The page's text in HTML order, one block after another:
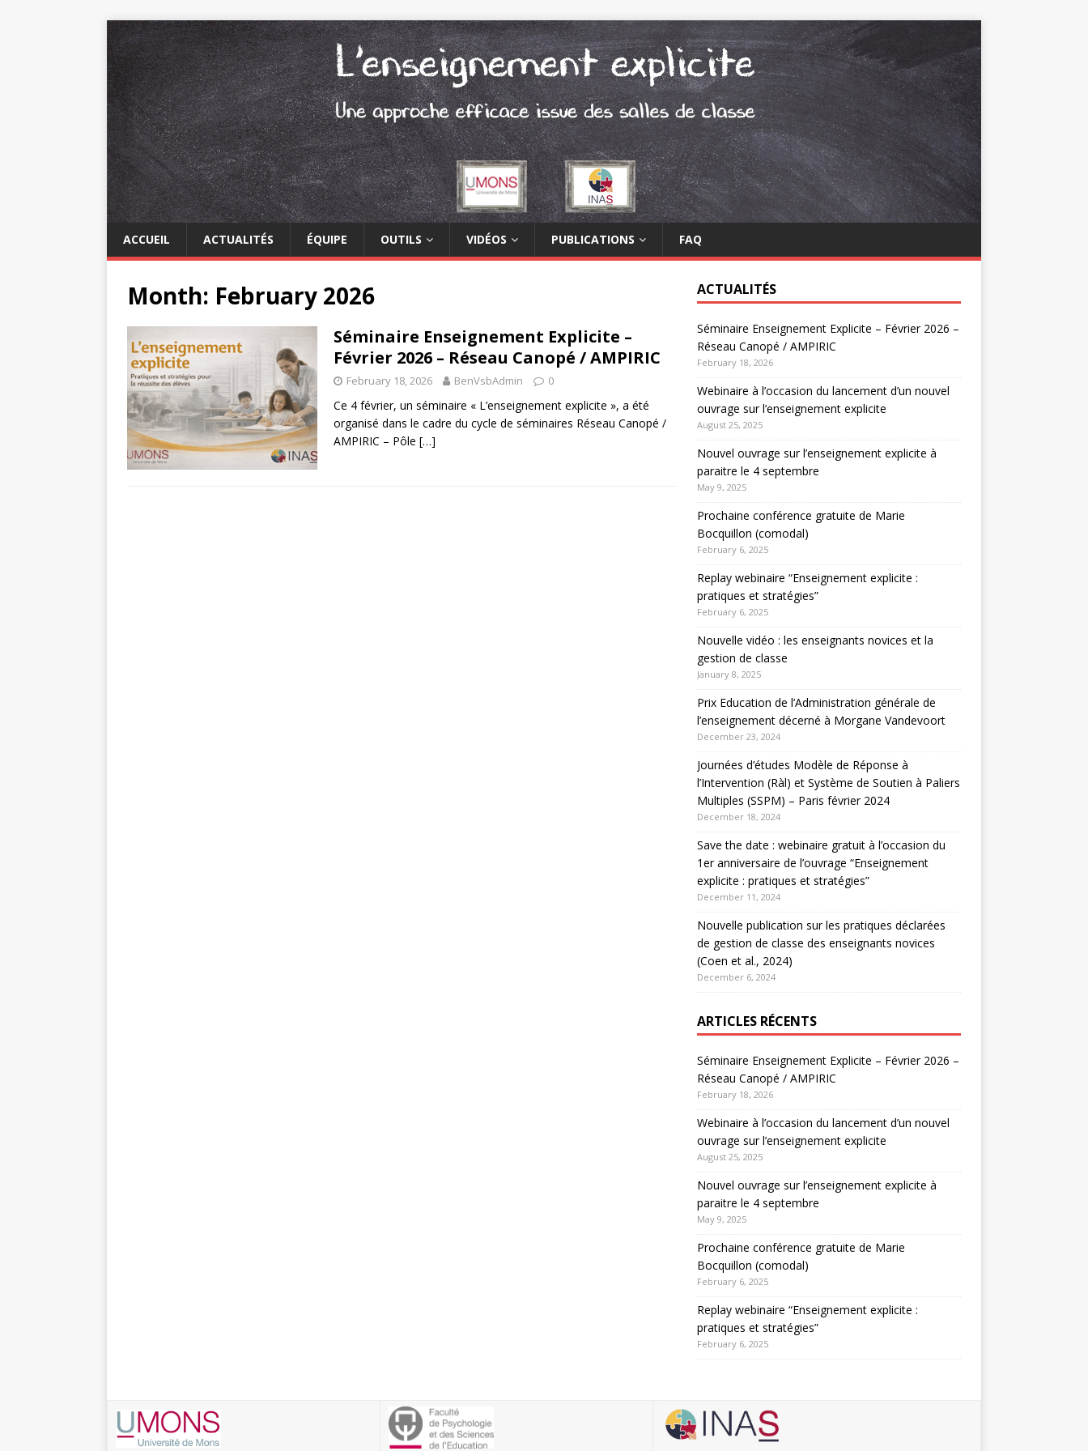
ACCUEIL ACTUALITÉS ÉQUIPE OUTILS VIDÉOS PUBLICATIONS FAQ
Month: February 2026
Séminaire Enseignement Explicite –
Février 2026 – Réseau Canopé / AMPIRIC
February 18, 2026 BenVsbAdmin 0
Ce 4 février, un séminaire « L’enseignement explicite », a été
organisé dans le cadre du cycle de séminaires Réseau Canopé /
AMPIRIC – Pôle […]
ACTUALITÉS
Séminaire Enseignement Explicite – Février 2026 –
Réseau Canopé / AMPIRIC
February 18, 2026
Webinaire à l’occasion du lancement d’un nouvel
ouvrage sur l’enseignement explicite
August 25, 2025
Nouvel ouvrage sur l’enseignement explicite à
paraitre le 4 septembre
May 9, 2025
Prochaine conférence gratuite de Marie
Bocquillon (comodal)
February 6, 2025
Replay webinaire “Enseignement explicite :
pratiques et stratégies”
February 6, 2025
Nouvelle vidéo : les enseignants novices et la
gestion de classe
January 8, 2025
Prix Education de l’Administration générale de
l’enseignement décerné à Morgane Vandevoort
December 23, 2024
Journées d’études Modèle de Réponse à
l’Intervention (Ràl) et Système de Soutien à Paliers
Multiples (SSPM) – Paris février 2024
December 18, 2024
Save the date : webinaire gratuit à l’occasion du
1er anniversaire de l’ouvrage “Enseignement
explicite : pratiques et stratégies”
December 11, 2024
Nouvelle publication sur les pratiques déclarées
de gestion de classe des enseignants novices
(Coen et al., 2024)
December 6, 2024
ARTICLES RÉCENTS
Séminaire Enseignement Explicite – Février 2026 –
Réseau Canopé / AMPIRIC
February 18, 2026
Webinaire à l’occasion du lancement d’un nouvel
ouvrage sur l’enseignement explicite
August 25, 2025
Nouvel ouvrage sur l’enseignement explicite à
paraitre le 4 septembre
May 9, 2025
Prochaine conférence gratuite de Marie
Bocquillon (comodal)
February 6, 2025
Replay webinaire “Enseignement explicite :
pratiques et stratégies”
February 6, 2025